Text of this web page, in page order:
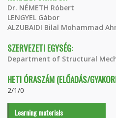
Dr. NÉMETH Róbert
LENGYEL Gábor
ALZUBAIDI Bilal Mohammad
SZERVEZETI EGYSÉG:
Department of Structural
HETI ÓRASZÁM (ELŐADÁS/
2/1/0
Learning materials